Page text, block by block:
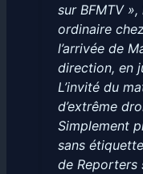
sur BFMTV
ordinaire
l’arrivée de
direction, en
L’invité du
d’extrême
Simplement
sans
de Reporters